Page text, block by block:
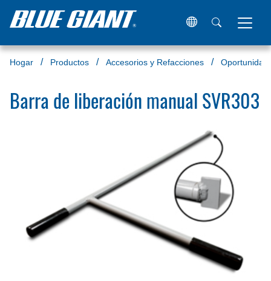
Hogar Productos Accesorios y Refacciones
Barra de liberación manual SVR303